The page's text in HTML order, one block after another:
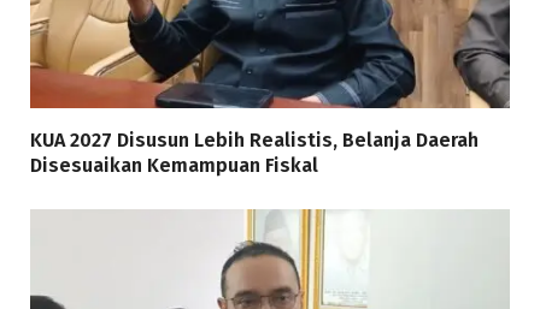
KUA 2027 Disusun Lebih Realistis, Belanja Daerah
Disesuaikan Kemampuan Fiskal